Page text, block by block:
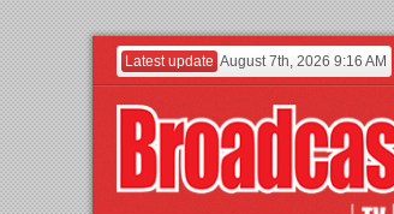
Latest update August 7th, 2026 9:16 AM